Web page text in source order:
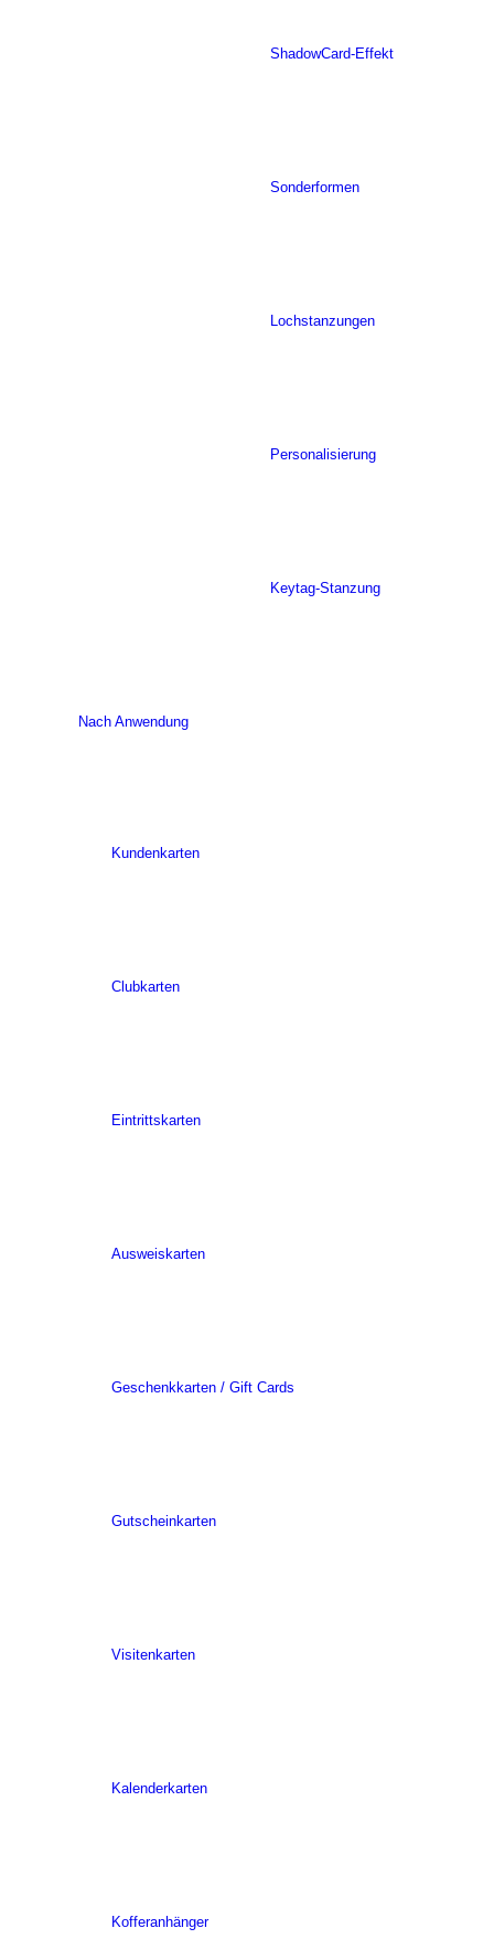
ShadowCard-Effekt
Sonderformen
Lochstanzungen
Personalisierung
Keytag-Stanzung
Nach Anwendung
Kundenkarten
Clubkarten
Eintrittskarten
Ausweiskarten
Geschenkkarten / Gift Cards
Gutscheinkarten
Visitenkarten
Kalenderkarten
Kofferanhänger